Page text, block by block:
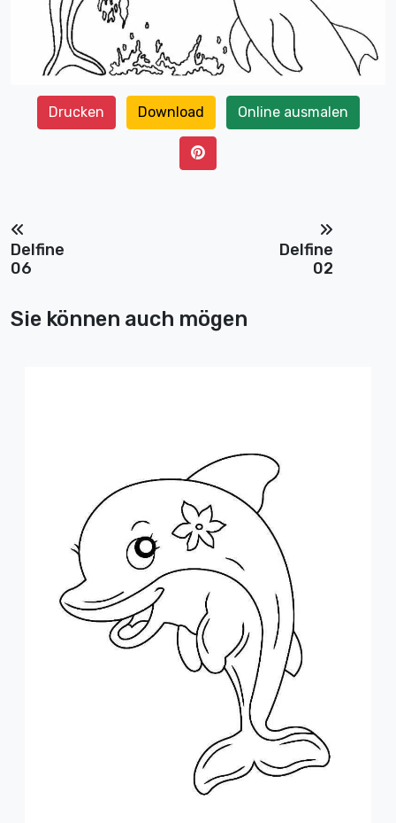
Drucken Download Online ausmalen
Delfine
06
Delfine
02
Sie können auch mögen